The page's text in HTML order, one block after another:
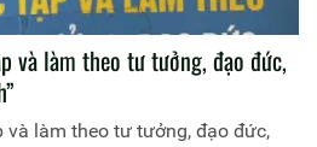
và làm theo tư tưởng, đạo đức,
và làm theo tư tưởng, đạo đức,